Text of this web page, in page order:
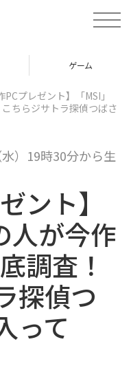
t
o
i
i
o
ゲーム
PCプレゼント】「MSI」
ちらジサトラ探偵つばさ
）19時30分から生
ント】
人が今作
調査！
探偵つ
って